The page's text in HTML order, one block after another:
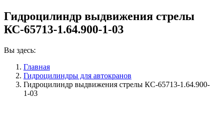
Гидроцилиндр выдвижения стрелы
КС-65713-1.64.900-1-03
Вы здесь:
Главная
Гидроцилиндры для автокранов
Гидроцилиндр выдвижения стрелы КС-65713-1.64.900-
1-03